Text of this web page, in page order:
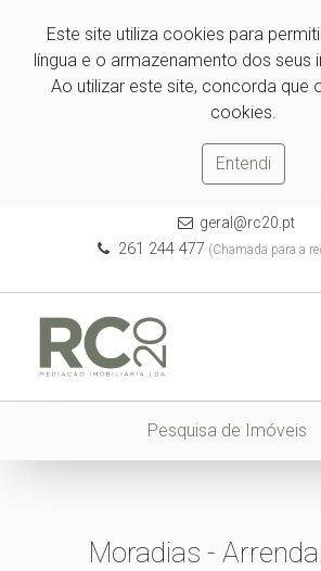
Este site utiliza cookies para
língua e o armazenamento dos seus
Ao utilizar este site, concorda que
cookies.
Entendi
geral@rc20.pt
261 244 477 (Chamada para a
Pesquisa de Imóveis
Moradias -